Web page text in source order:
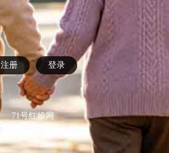
注册 登录
71号红娘网